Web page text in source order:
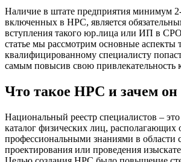
Наличие в штате предприятия минимум
включенных в НРС, является
вступления такого юр.лица или ИП в
статье мы рассмотрим основные аспекты
квалифицированному специалисту
самым повысив свою привлекательность
Что такое НРС и зачем
Национальный реестр специалистов –
каталог физических лиц, располагающих
профессиональными знаниями в области
проектирования или проведения